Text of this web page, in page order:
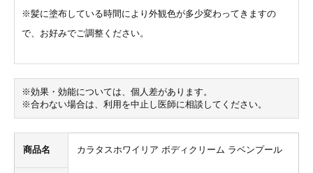
※髪に塗布している時間により外観色が多少変わってきますの
で、お好みでご調整ください。
※効果・効能については、個人差があります。
※合わない場合は、利用を中止し医師に相談してください。
商品名 カラタスホワイリア ボディクリーム ラベンプール